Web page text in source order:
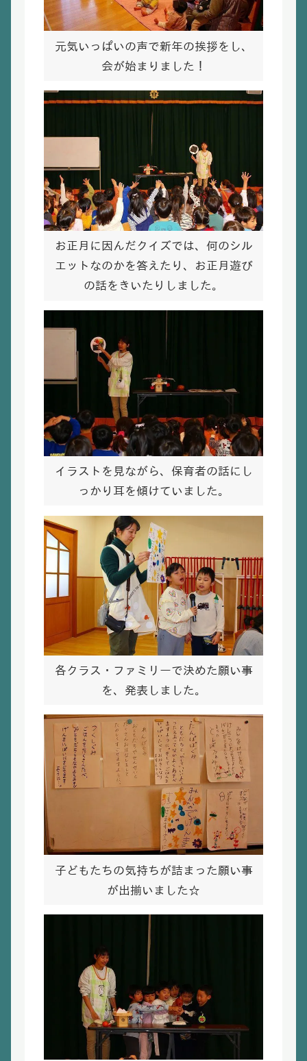
元気いっぱいの声で新年の挨拶をし、
会が始まりました！
お正月に因んだクイズでは、何のシル
エットなのかを答えたり、お正月遊び
の話をきいたりしました。
イラストを見ながら、保育者の話にし
っかり耳を傾けていました。
各クラス・ファミリーで決めた願い事
を、発表しました。
子どもたちの気持ちが詰まった願い事
が出揃いました☆